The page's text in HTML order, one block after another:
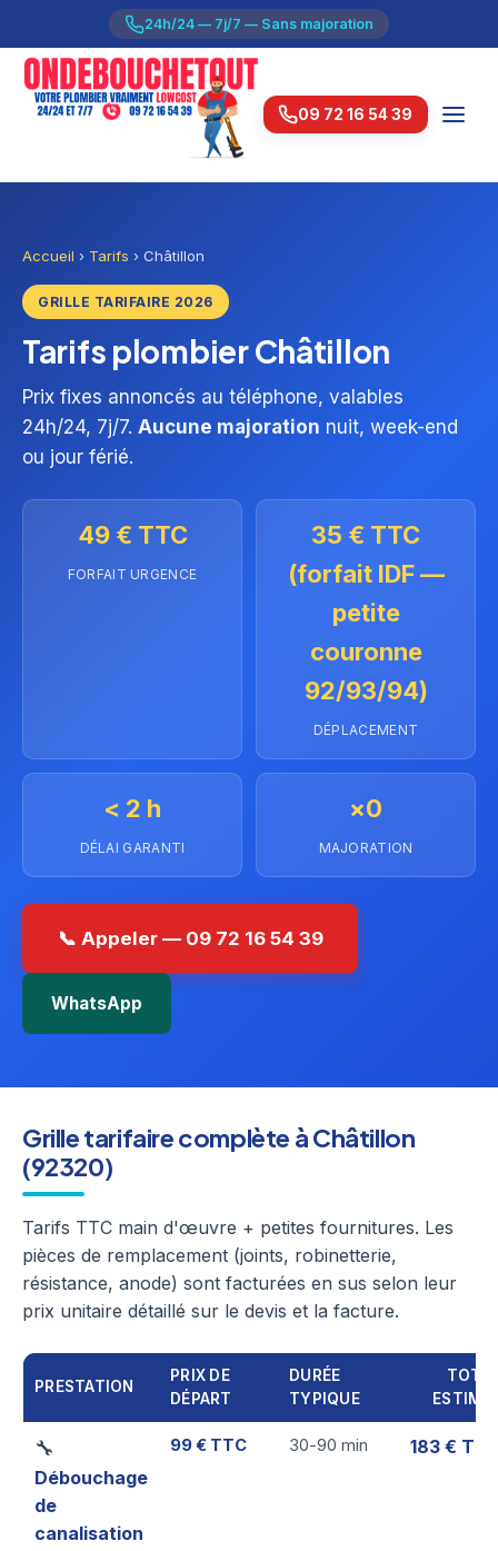
24h/24 — 7j/7 — Sans majoration
09 72 16 54 39
Accueil › Tarifs › Châtillon
GRILLE TARIFAIRE 2026
Tarifs plombier Châtillon
Prix fixes annoncés au téléphone, valables
24h/24, 7j/7. Aucune majoration nuit, week-end
ou jour férié.
49 € TTC
FORFAIT URGENCE
35 € TTC
(forfait IDF —
petite
couronne
92/93/94)
DÉPLACEMENT
< 2 h
DÉLAI GARANTI
×0
MAJORATION
📞 Appeler — 09 72 16 54 39
WhatsApp
Grille tarifaire complète à Châtillon
(92320)
Tarifs TTC main d'œuvre + petites fournitures. Les
pièces de remplacement (joints, robinetterie,
résistance, anode) sont facturées en sus selon leur
prix unitaire détaillé sur le devis et la facture.
PRESTATION
PRIX DE
DÉPART
DURÉE
TYPIQUE
🔧
Débouchage
de
canalisation
99 € TTC 30-90 min 183 €